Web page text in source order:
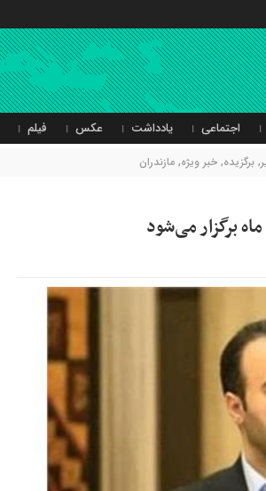
اجتماعی یادداشت عکس فیلم
, برگزیده, خبر ویژه, مازندران
برگزار می‌شود